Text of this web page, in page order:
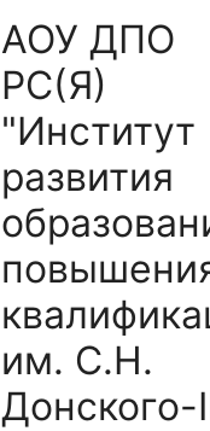
АОУ ДПО
РС(Я)
"Институт
развития
им. С.Н.
Донского-